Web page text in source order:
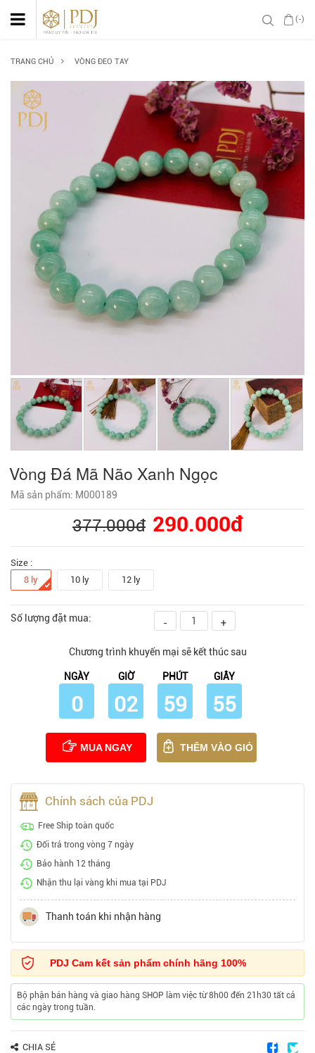
(-)
TRANG CHỦ VÒNG ĐEO TAY
Vòng Đá Mã Não Xanh Ngọc
Mã sản phẩm: M000189
377.000đ 290.000đ
Size :
8 ly
10 ly 12 ly
Số lượng đặt mua: - +
Chương trình khuyến mại sẽ kết thúc sau
NGÀY
0
GIỜ
02
PHÚT
59
GIÂY
54
MUA NGAY THÊM VÀO GIỎ
Chính sách của PDJ
Free Ship toàn quốc
Đổi trả trong vòng 7 ngày
Bảo hành 12 tháng
Nhận thu lại vàng khi mua tại PDJ
Thanh toán khi nhận hàng
PDJ Cam kết sản phẩm chính hãng 100%
Bộ phận bán hàng và giao hàng SHOP làm việc từ 8h00 đến 21h30 tất cả
các ngày trong tuần.
CHIA SẺ